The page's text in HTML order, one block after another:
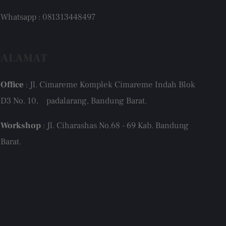
Whatsapp : 081313448497
Office : Jl. Cimareme Komplek Cimareme Indah Blok
D3 No. 10, padalarang, Bandung Barat.
Workshop : Jl. Ciharashas No.68 - 69 Kab. Bandung
Barat.